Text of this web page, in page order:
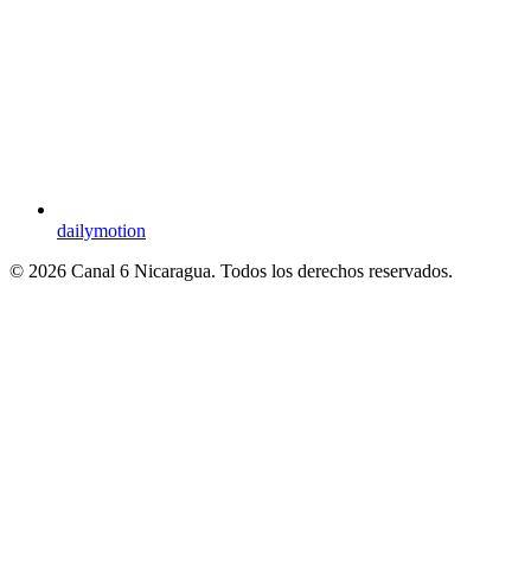
dailymotion
© 2026 Canal 6 Nicaragua. Todos los derechos reservados.